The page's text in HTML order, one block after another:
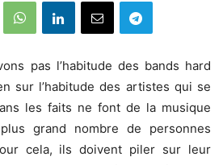
pas l’habitude des bands hard
sur l’habitude des artistes qui se
les faits ne font de la musique
grand nombre de personnes
cela, ils doivent piler sur leur